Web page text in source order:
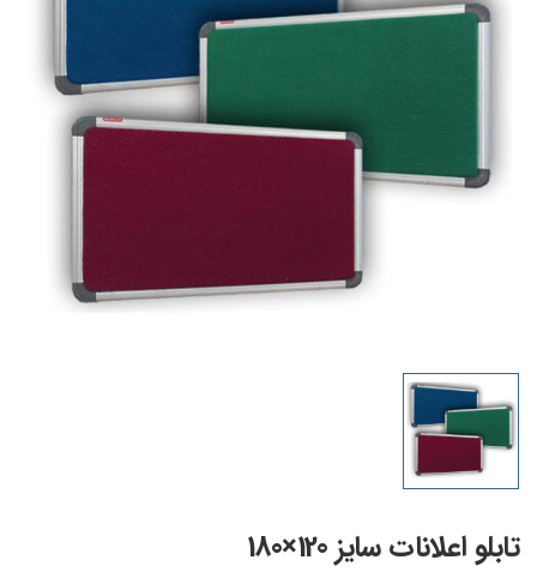
تابلو اعلانات سایز 120×180